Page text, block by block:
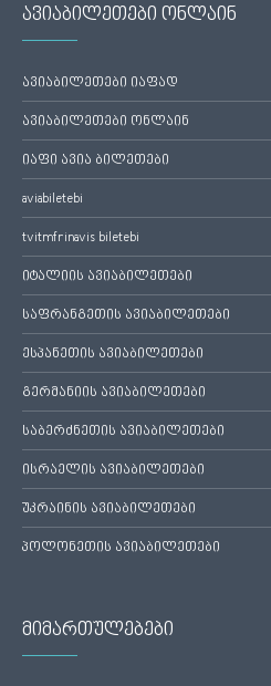
ავიაბილეთები ონლაინ
ავიაბილეთები იაფად
ავიაბილეთები ონლაინ
იაფი ავია ბილეთები
aviabiletebi
tvitmfrinavis biletebi
იტალიის ავიაბილეთები
საფრანგეთის ავიაბილეთები
ესპანეთის ავიაბილეთები
გერმანიის ავიაბილეთები
საბერძნეთის ავიაბილეთები
ისრაელის ავიაბილეთები
უკრაინის ავიაბილეთები
პოლონეთის ავიაბილეთები
მიმართულებები